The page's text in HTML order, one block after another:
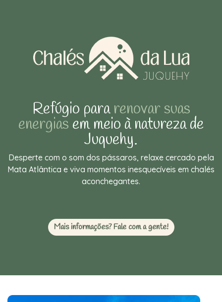
Refúgio pararenovar suas
energias em meio à natureza de
Juquehy.
Desperte com o som dos pássaros, relaxe cercado pela
Mata Atlântica e viva momentos inesquecíveis em chalés
aconchegantes.
Mais informações? Fale com a gente!